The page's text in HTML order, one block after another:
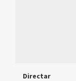
Directar